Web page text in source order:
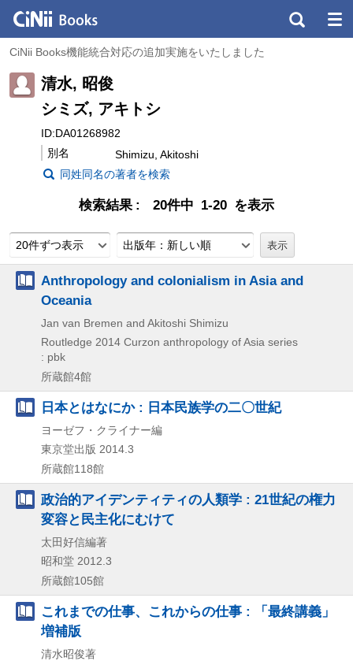
CiNii Books機能統合対応の追加実施をいたしました
清水, 昭俊
シミズ, アキトシ
ID:DA01268982
別名
Shimizu, Akitoshi
同姓同名の著者を検索
検索結果 20件中 1-20 を表示
20件ずつ表示 出版年：新しい順
Anthropology and colonialism in Asia and
Oceania
Jan van Bremen and Akitoshi Shimizu
Routledge 2014 Curzon anthropology of Asia series
: pbk
所蔵館4館
日本とはなにか : 日本民族学の二〇世紀
ヨーゼフ・クライナー編
東京堂出版 2014.3
所蔵館118館
政治的アイデンティティの人類学 : 21世紀の権力
変容と民主化にむけて
太田好信編著
昭和堂 2012.3
所蔵館105館
これまでの仕事、これからの仕事 : 「最終講義」
増補版
清水昭俊著